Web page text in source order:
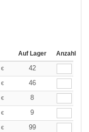
Auf Lager Anzahl
€
42
€
46
€
8
€
9
€ 99